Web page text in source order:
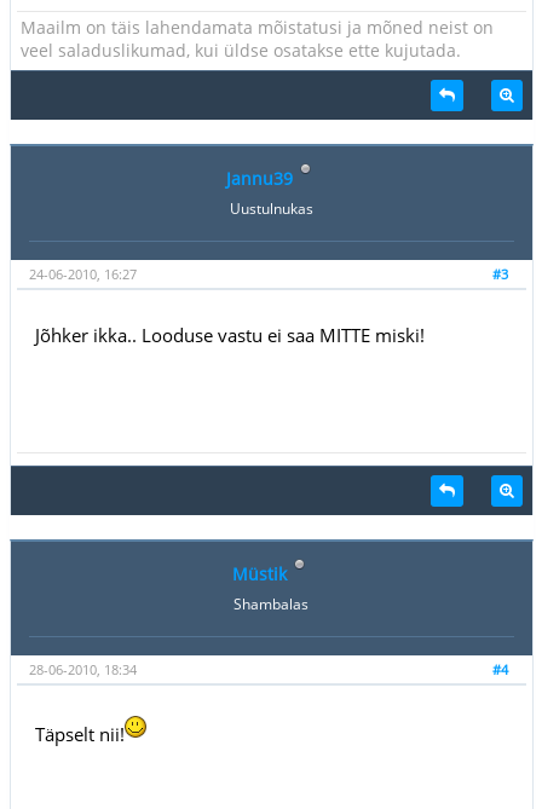
Maailm on täis lahendamata mõistatusi ja mõned neist on
veel saladuslikumad, kui üldse osatakse ette kujutada.
Jannu39
Uustulnukas
#3
24-06-2010, 16:27
Jõhker ikka.. Looduse vastu ei saa MITTE miski!
Müstik
Shambalas
#4
28-06-2010, 18:34
Täpselt nii!